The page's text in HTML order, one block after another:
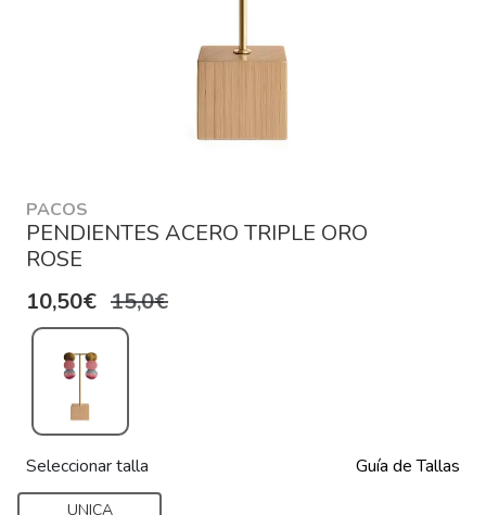
PACOS
PENDIENTES ACERO TRIPLE ORO
ROSE
10,50€ 15,0€
Seleccionar talla Guía de Tallas
UNICA